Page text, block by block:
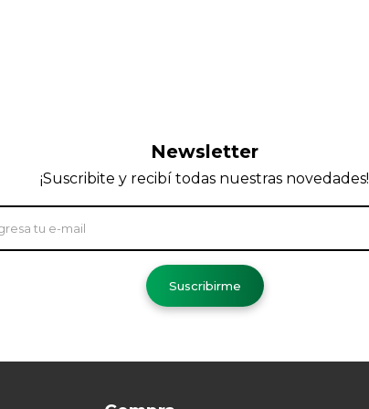
Newsletter
¡Suscribite y recibí todas nuestras novedades!
Suscribirme